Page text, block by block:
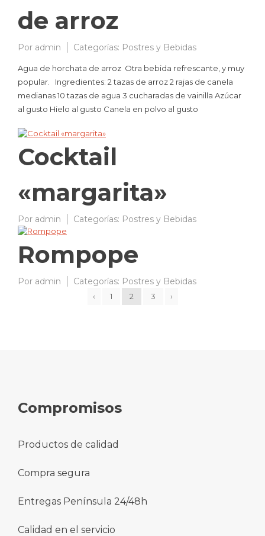
de arroz
Por admin 28/02/2008
Categorías: Postres y Bebidas
Agua de horchata de arroz Otra bebida refrescante, y muy
popular. Ingredientes: 2 tazas de arroz 2 rajas de canela
medianas 10 tazas de agua 3 cucharadas de vainilla Azúcar
al gusto Hielo al gusto Canela en polvo al gusto
Cocktail
«margarita»
Por admin 08/09/2007
Categorías: Postres y Bebidas
Rompope
Por admin 08/09/2007
Categorías: Postres y Bebidas
‹ 1 2 3 ›
Compromisos
Productos de calidad
Compra segura
Entregas Península 24/48h
Calidad en el servicio